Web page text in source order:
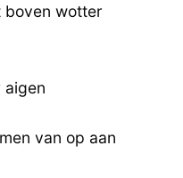
boven wotter
aigen
van op aan